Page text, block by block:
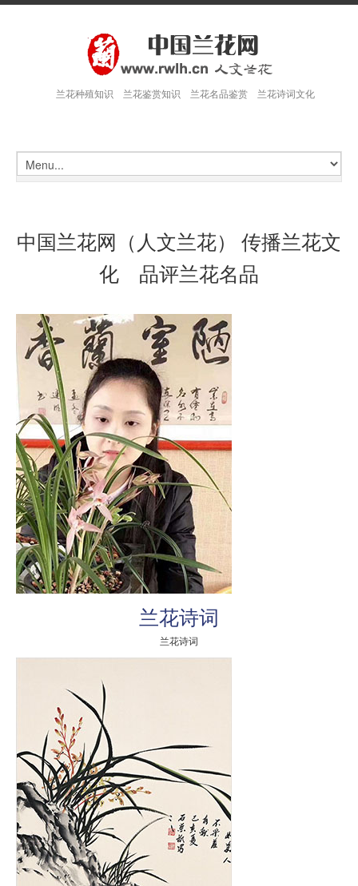
兰花种殖知识 兰花鉴赏知识 兰花名品鉴赏 兰花诗词文化
中国兰花网（人文兰花） 传播兰花文
化 品评兰花名品
兰花诗词
兰花诗词